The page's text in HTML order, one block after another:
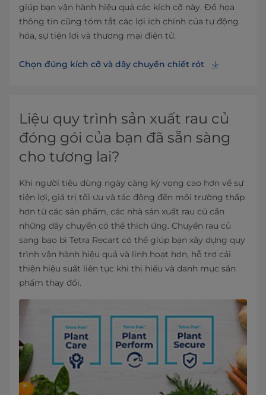
giúp bạn vận hành hiệu quả các kích cỡ này. Đồ họa
thông tin cũng tóm tắt các lợi ích chính của tự động
hóa, sự tiện lợi và thương mại điện tử.
Chọn đúng kích cỡ và dây chuyền chiết rót
Liệu quy trình sản xuất rau củ
đóng gói của bạn đã sẵn sàng
cho tương lai?
Khi người tiêu dùng ngày càng kỳ vọng cao hơn về sự
tiện lợi, giá trị tối ưu và tác động đến môi trường thấp
hơn từ các sản phẩm, các nhà sản xuất rau củ cần
những dây chuyền có thể thích ứng. Chuyển rau củ
sang bao bì Tetra Recart có thể giúp bạn xây dựng quy
trình vận hành hiệu quả và linh hoạt hơn, hỗ trợ cải
thiện hiệu suất liên tục khi thị hiếu và danh mục sản
phẩm thay đổi.